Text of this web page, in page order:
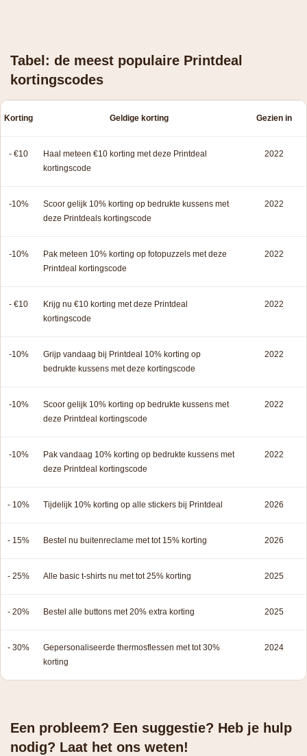
Tabel: de meest populaire Printdeal
kortingscodes
Korting Geldige korting Gezien in
- €10
Haal meteen €10 korting met deze Printdeal
kortingscode
2022
-10%
Scoor gelijk 10% korting op bedrukte kussens met
deze Printdeals kortingscode
2022
-10%
Pak meteen 10% korting op fotopuzzels met deze
Printdeal kortingscode
2022
- €10
Krijg nu €10 korting met deze Printdeal
kortingscode
2022
-10%
Grijp vandaag bij Printdeal 10% korting op
bedrukte kussens met deze kortingscode
2022
-10%
Scoor gelijk 10% korting op bedrukte kussens met
deze Printdeal kortingscode
2022
-10%
Pak vandaag 10% korting op bedrukte kussens met
deze Printdeal kortingscode
2022
- 10% Tijdelijk 10% korting op alle stickers bij Printdeal 2026
- 15% Bestel nu buitenreclame met tot 15% korting 2026
- 25% Alle basic t-shirts nu met tot 25% korting 2025
- 20% Bestel alle buttons met 20% extra korting 2025
- 30%
Gepersonaliseerde thermosflessen met tot 30%
korting
2024
Een probleem? Een suggestie? Heb je hulp
nodig? Laat het ons weten!